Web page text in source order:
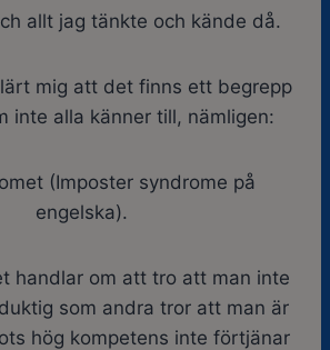
allt jag tänkte och kände då.
mig att det finns ett begrepp
inte alla känner till, nämligen:
(Imposter syndrome på
engelska).
handlar om att tro att man inte
som andra tror att man är
hög kompetens inte förtjänar